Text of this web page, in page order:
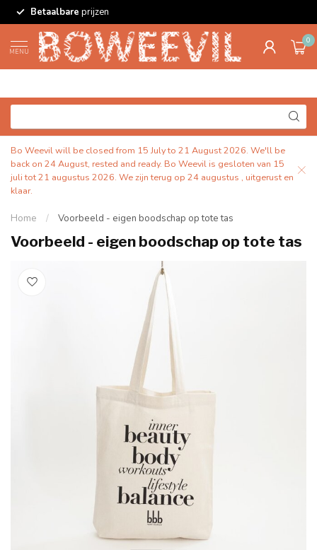
Betaalbare prijzen
MENU
0
Bo Weevil will be closed from 15 July to 21 August 2026. We'll be
back on 24 August, rested and ready. Bo Weevil is gesloten van 15
juli tot 21 augustus 2026. We zijn terug op 24 augustus , uitgerust en
klaar.
Home / Voorbeeld - eigen boodschap op tote tas
Voorbeeld - eigen boodschap op tote tas